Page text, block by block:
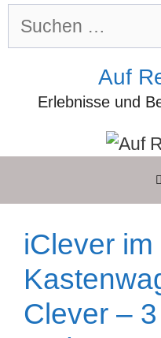
Zum
Inhalt
Suchen
Auf
Erlebnisse und
iClever im
Clever –